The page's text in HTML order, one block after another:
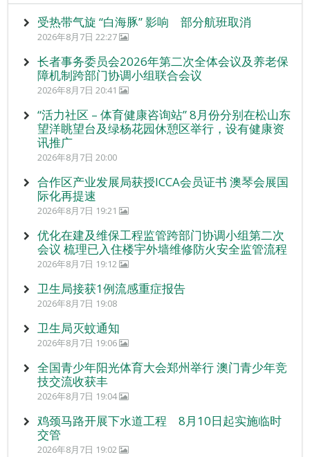
受热带气旋 “白海豚” 影响 部分航班取消
2026年8月7日 22:27
长者事务委员会2026年第二次全体会议及养老保
障机制跨部门协调小组联合会议
2026年8月7日 20:41
“活力社区 – 体育健康咨询站” 8月份分别在松山东
望洋眺望台及绿杨花园休憩区举行，设有健康资
讯推广
2026年8月7日 20:00
合作区产业发展局获授ICCA会员证书 澳琴会展国
际化再提速
2026年8月7日 19:21
优化在建及维保工程监管跨部门协调小组第二次
会议 梳理已入住楼宇外墙维修防火安全监管流程
2026年8月7日 19:12
卫生局接获1例流感重症报告
2026年8月7日 19:08
卫生局灭蚊通知
2026年8月7日 19:06
全国青少年阳光体育大会郑州举行 澳门青少年竞
技交流收获丰
2026年8月7日 19:04
鸡颈马路开展下水道工程 8月10日起实施临时
交管
2026年8月7日 19:02